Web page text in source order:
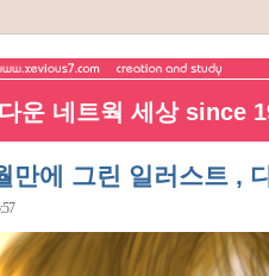
운 네트웍 세상 since
만에 그린 일러스트 ,